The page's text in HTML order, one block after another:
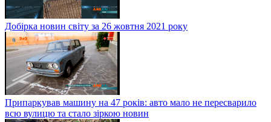
Добірка новин світу за 26 жовтня 2021 року
Припаркував машину на 47 років: авто мало не пересварило
всю вулицю та стало зіркою новин